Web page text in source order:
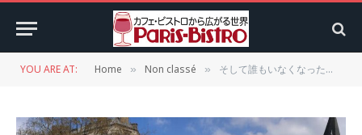
YOU ARE AT: Home » Non classé » そして誰もいなくなった パリ